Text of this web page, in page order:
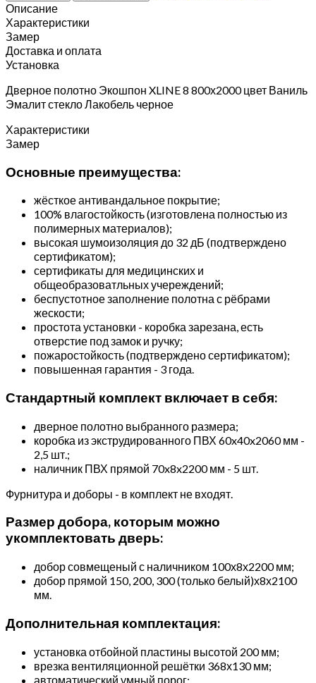
Описание
Характеристики
Замер
Доставка и оплата
Установка
Дверное полотно Экошпон XLINE 8 800х2000 цвет Ваниль
Эмалит стекло Лакобель черное
Характеристики
Замер
Основные преимущества:
жёсткое антивандальное покрытие;
100% влагостойкость (изготовлена полностью из
полимерных материалов);
высокая шумоизоляция до 32 дБ (подтверждено
сертификатом);
сертификаты для медицинских и
общеобразоватльных учереждений;
беспустотное заполнение полотна с рёбрами
жескости;
простота установки - коробка зарезана, есть
отверстие под замок и ручку;
пожаростойкость (подтверждено сертификатом);
повышенная гарантия - 3 года.
Стандартный комплект включает в себя:
дверное полотно выбранного размера;
коробка из экструдированного ПВХ 60x40x2060 мм -
2,5 шт.;
наличник ПВХ прямой 70x8x2200 мм - 5 шт.
Фурнитура и доборы - в комплект не входят.
Размер добора, которым можно
укомплектовать дверь:
добор совмещеный с наличником 100х8х2200 мм;
добор прямой 150, 200, 300 (только белый)х8х2100
мм.
Дополнительная комплектация:
установка отбойной пластины высотой 200 мм;
врезка вентиляционной решётки 368х130 мм;
автоматический умный порог;